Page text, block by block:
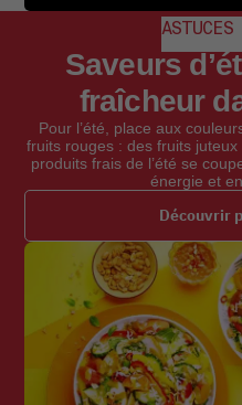
Saveurs
fraîcheur
Pour l’été, place aux
fruits rouges : des fruits
produits frais de l’été se
énergie et
Découvrir